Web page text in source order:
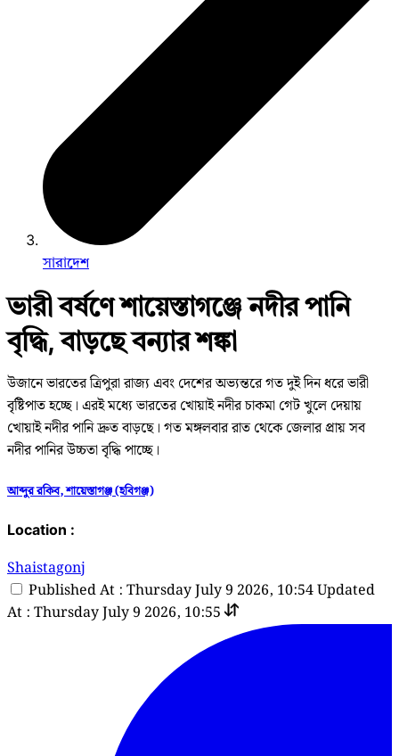
সারাদেশ
ভারী বর্ষণে শায়েস্তাগঞ্জে নদীর পানি
বৃদ্ধি, বাড়ছে বন্যার শঙ্কা
উজানে ভারতের ত্রিপুরা রাজ্য এবং দেশের অভ্যন্তরে গত দুই দিন ধরে ভারী
বৃষ্টিপাত হচ্ছে। এরই মধ্যে ভারতের খোয়াই নদীর চাকমা গেট খুলে দেয়ায়
খোয়াই নদীর পানি দ্রুত বাড়ছে। গত মঙ্গলবার রাত থেকে জেলার প্রায় সব
নদীর পানির উচ্চতা বৃদ্ধি পাচ্ছে।
আব্দুর রকিব, শায়েস্তাগঞ্জ (হবিগঞ্জ)
Location :
Shaistagonj
Published At : Thursday July 9 2026, 10:54Updated
At : Thursday July 9 2026, 10:55